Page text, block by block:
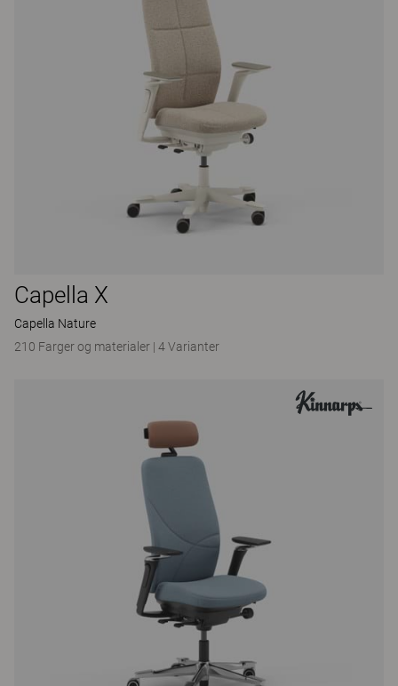
Capella X
Capella Nature
210 Farger og materialer | 4 Varianter